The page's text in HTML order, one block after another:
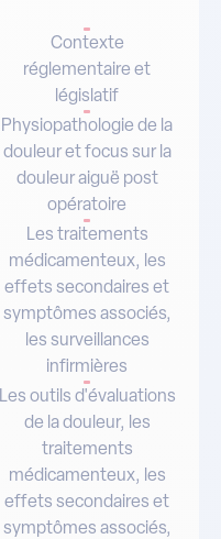
Contexte
réglementaire et
législatif
Physiopathologie de la
douleur et focus sur la
douleur aiguë post
opératoire
Les traitements
médicamenteux, les
effets secondaires et
symptômes associés,
les surveillances
infirmières
Les outils d'évaluations
de la douleur, les
traitements
médicamenteux, les
effets secondaires et
symptômes associés,